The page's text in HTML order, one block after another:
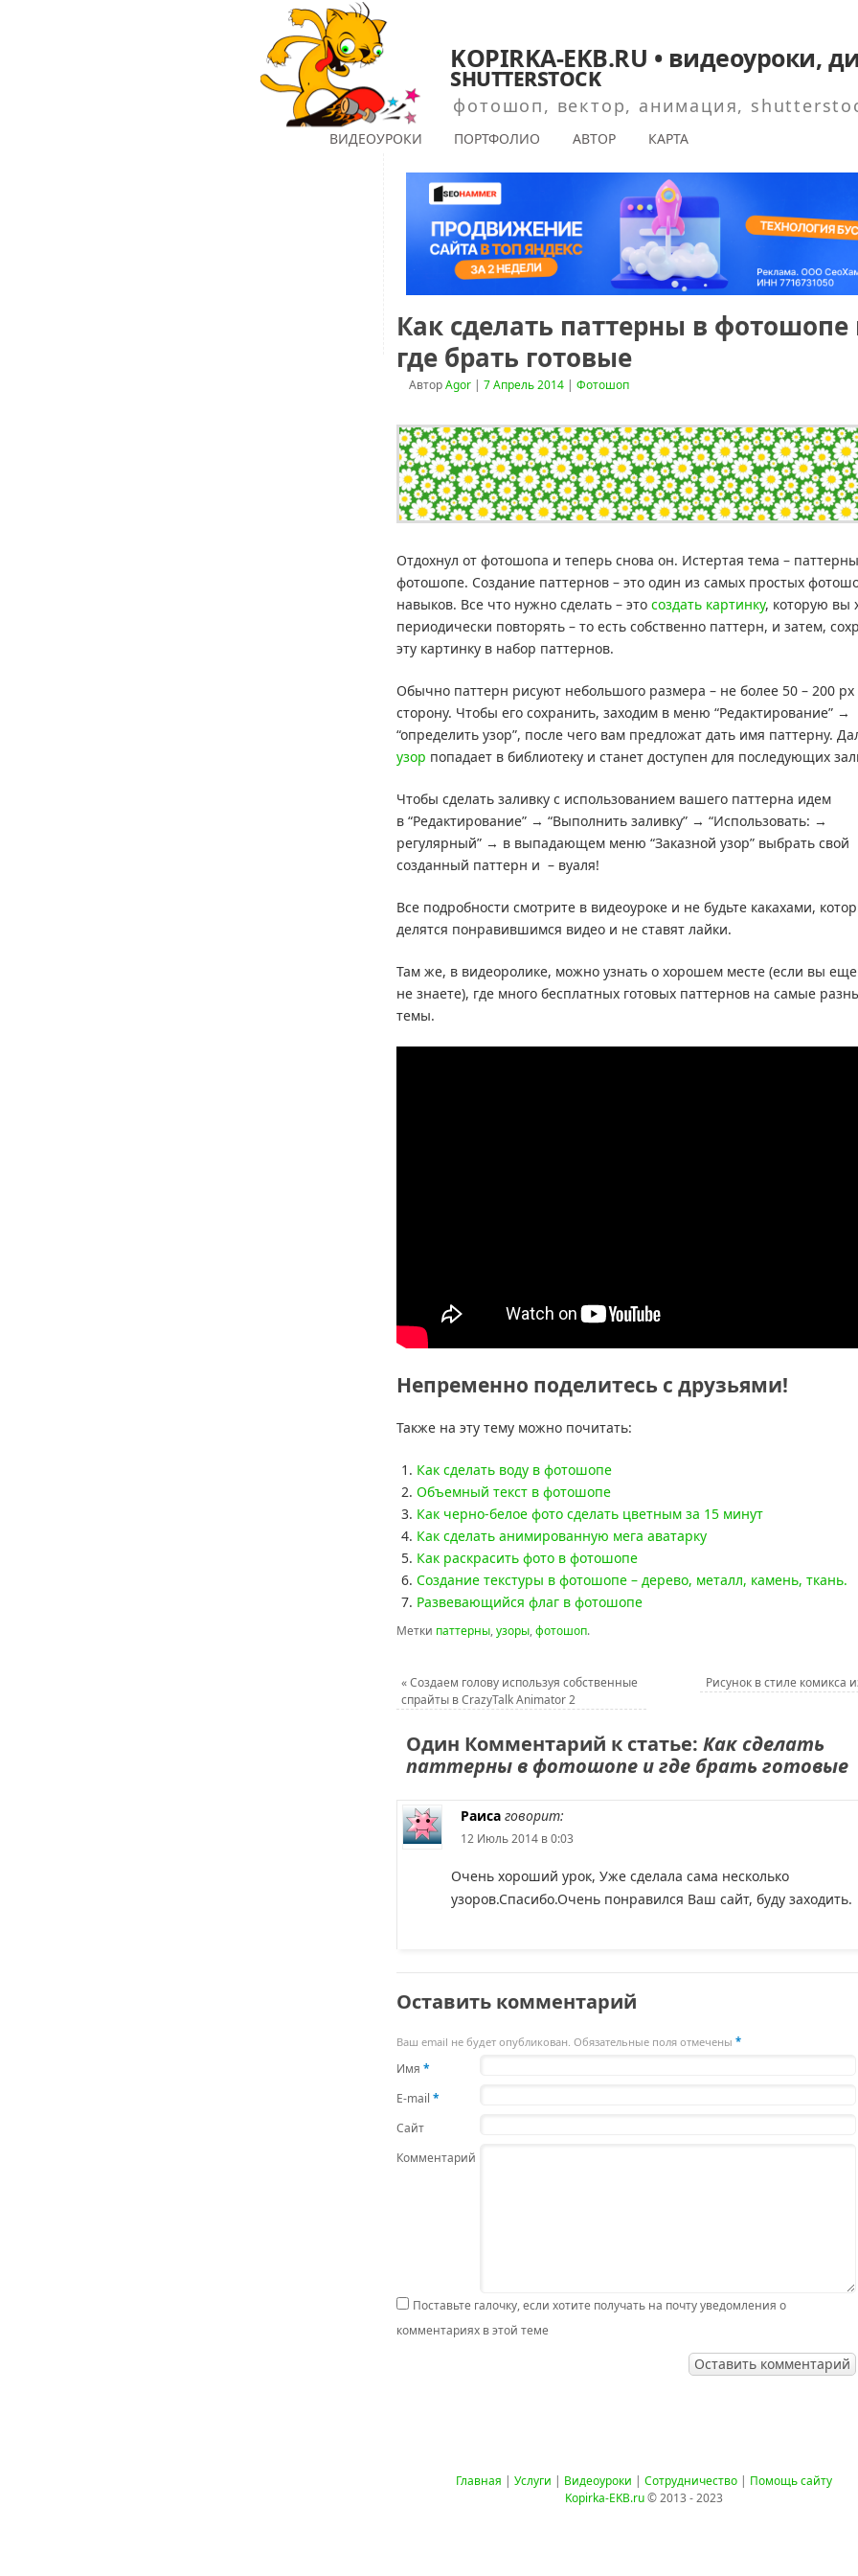
KOPIRKA-EKB.RU • видеоуроки,
shutterstock
фотошоп, вектор, анимация,
ВИДЕОУРОКИ ПОРТФОЛИО АВТОР КАРТА
Как сделать паттерны в фотошопе
где брать готовые
АвторAgor | 7 Апрель 2014 | Фотошоп
Отдохнул от фотошопа и теперь снова он. Истертая тема –
фотошопе. Создание паттернов – это один из самых простых
навыков. Все что нужно сделать – это создать картинку, которую вы
периодически повторять – то есть собственно паттерн, и затем,
эту картинку в набор паттернов.
Обычно паттерн рисуют небольшого размера – не более 50 – 200 px
сторону. Чтобы его сохранить, заходим в меню “Редактирование” →
“определить узор”, после чего вам предложат дать имя паттерну.
узор попадает в библиотеку и станет доступен для последующих
Чтобы сделать заливку с использованием вашего паттерна идем
в “Редактирование” → “Выполнить заливку” → “Использовать: →
регулярный” → в выпадающем меню “Заказной узор” выбрать свой
созданный паттерн и – вуаля!
Все подробности смотрите в видеоуроке и не будьте какахами,
делятся понравившимся видео и не ставят лайки.
Там же, в видеоролике, можно узнать о хорошем месте (если вы
не знаете), где много бесплатных готовых паттернов на самые
темы.
Непременно поделитесь с друзьями!
Также на эту тему можно почитать:
Как сделать воду в фотошопе
Объемный текст в фотошопе
Как черно-белое фото сделать цветным за 15 минут
Как сделать анимированную мега аватарку
Как раскрасить фото в фотошопе
Создание текстуры в фотошопе – дерево, металл, камень, ткань.
Развевающийся флаг в фотошопе
Метки паттерны,узоры,фотошоп.
«Создаем голову используя собственные
спрайты в CrazyTalk Animator 2
Рисунок в стиле комикса
Один Комментарий к статье: Как сделать
паттерны в фотошопе и где брать готовые
Раиса говорит:
12 Июль 2014 в 0:03
Очень хороший урок, Уже сделала сама несколько
узоров.Спасибо.Очень понравился Ваш сайт, буду заходить.
Оставить комментарий
Ваш email не будет опубликован. Обязательные поля отмечены *
Имя *
E-mail *
Сайт
Комментарий
Поставьте галочку, если хотите получать на почту уведомления о
комментариях в этой теме
Главная | Услуги | Видеоуроки | Сотрудничество| Помощь сайту
Kopirka-EKB.ru© 2013 - 2023